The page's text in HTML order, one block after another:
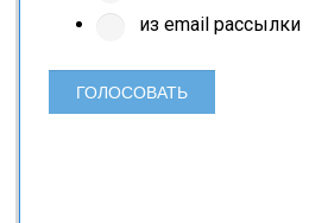
из email рассылки